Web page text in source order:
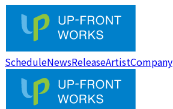
ScheduleNewsReleaseArtistCompany